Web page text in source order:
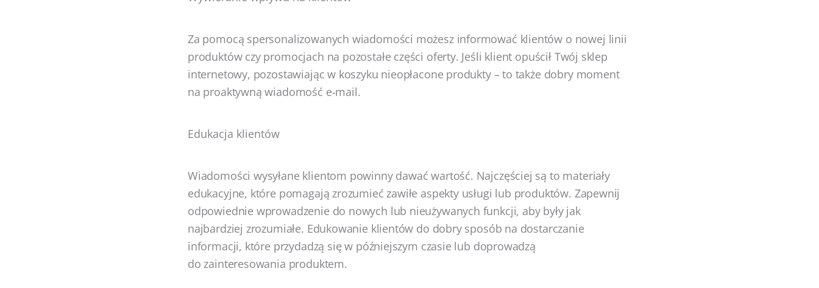
Za pomocą spersonalizowanych wiadomości możesz informować klientów o nowej linii
produktów czy promocjach na pozostałe części oferty. Jeśli klient opuścił Twój sklep
internetowy, pozostawiając w koszyku nieopłacone produkty – to także dobry moment
na proaktywną wiadomość e-mail.
Edukacja klientów
Wiadomości wysyłane klientom powinny dawać wartość. Najczęściej są to materiały
edukacyjne, które pomagają zrozumieć zawiłe aspekty usługi lub produktów. Zapewnij
odpowiednie wprowadzenie do nowych lub nieużywanych funkcji, aby były jak
najbardziej zrozumiałe. Edukowanie klientów do dobry sposób na dostarczanie
informacji, które przydadzą się w późniejszym czasie lub doprowadzą
do zainteresowania produktem.